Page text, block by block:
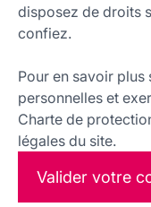
disposez de droits
confiez.
Pour en savoir
personnelles et
Charte de
légales du site.
Valider votre